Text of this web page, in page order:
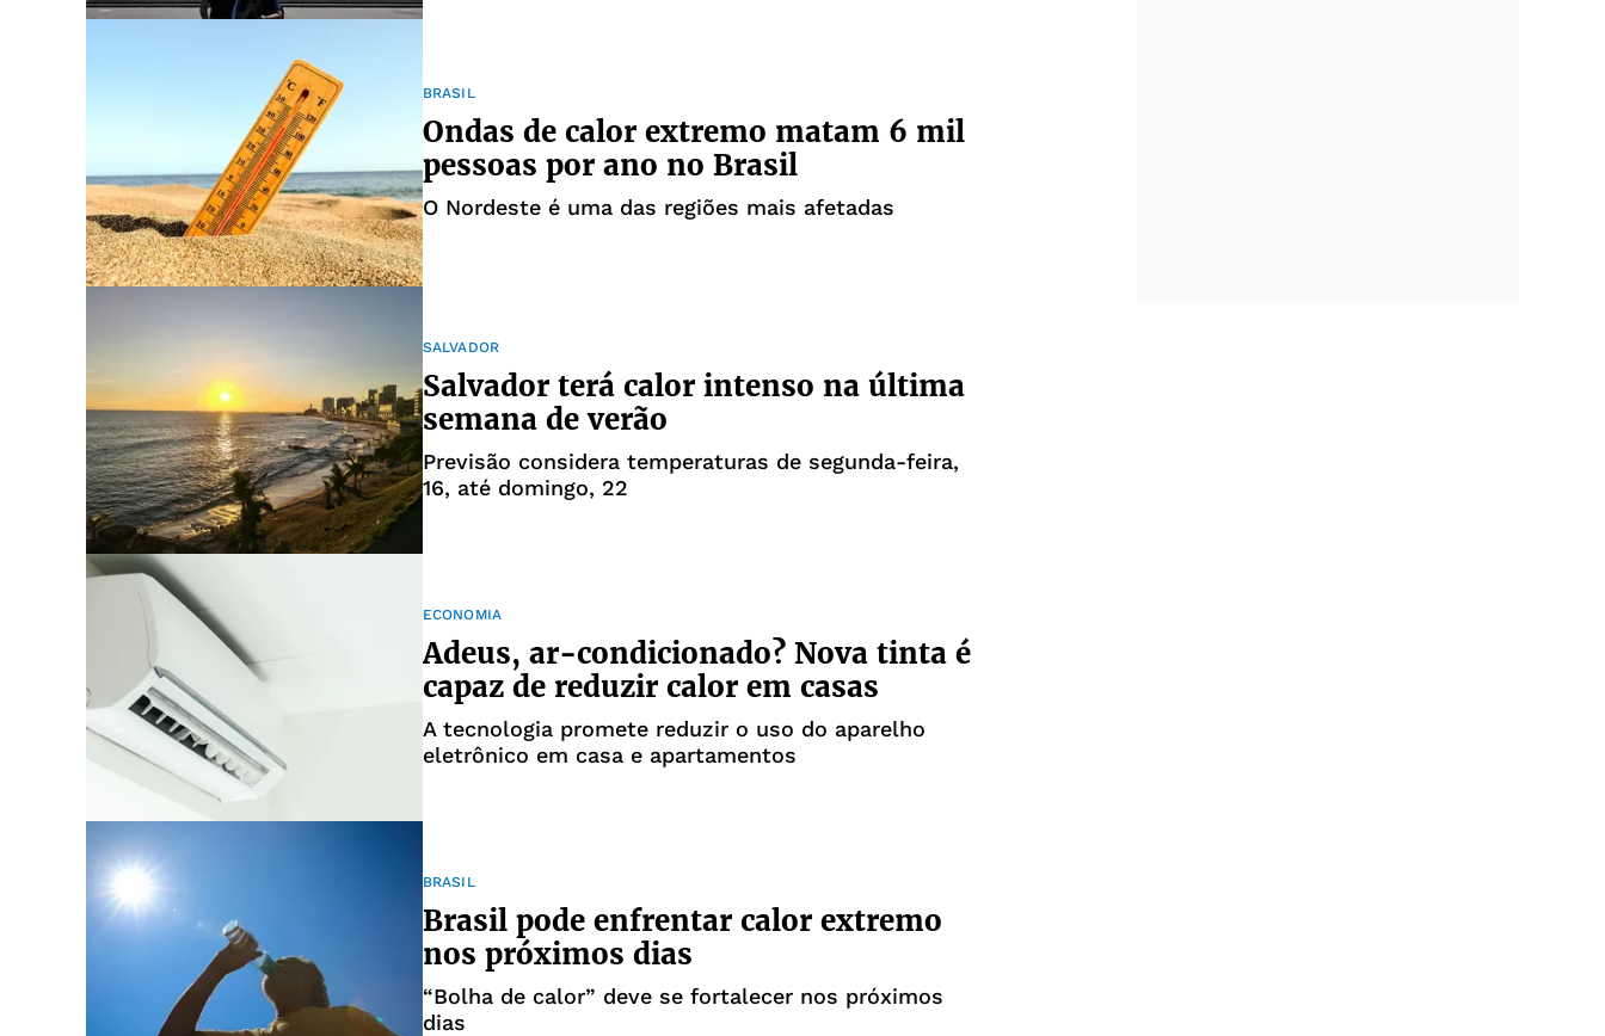
BRASIL
Ondas de calor extremo matam 6 mil
pessoas por ano no Brasil
O Nordeste é uma das regiões mais afetadas
SALVADOR
Salvador terá calor intenso na última
semana de verão
Previsão considera temperaturas de segunda-feira,
16, até domingo, 22
ECONOMIA
Adeus, ar-condicionado? Nova tinta é
capaz de reduzir calor em casas
A tecnologia promete reduzir o uso do aparelho
eletrônico em casa e apartamentos
BRASIL
Brasil pode enfrentar calor extremo
nos próximos dias
“Bolha de calor” deve se fortalecer nos próximos
dias